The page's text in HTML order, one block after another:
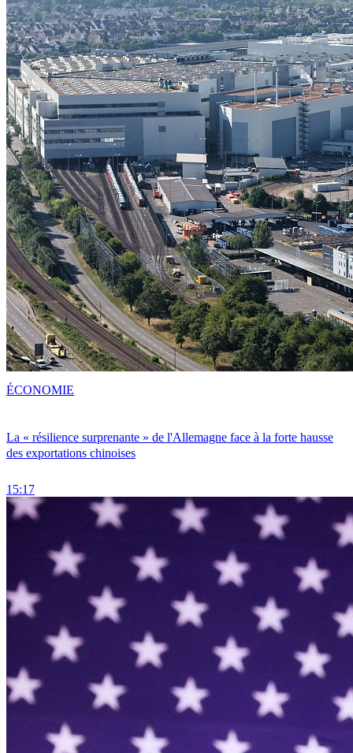
La « résilience surprenante » de l'Allemagne face à la forte hausse
des exportations chinoises
15:17
ÉCONOMIE